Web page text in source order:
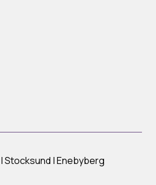
|Stocksund |Enebyberg